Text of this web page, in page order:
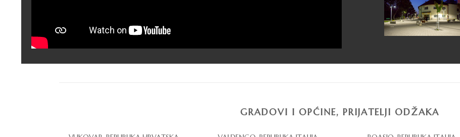
GRADOVI I OPĆINE, PRIJATELJI ODŽAKA